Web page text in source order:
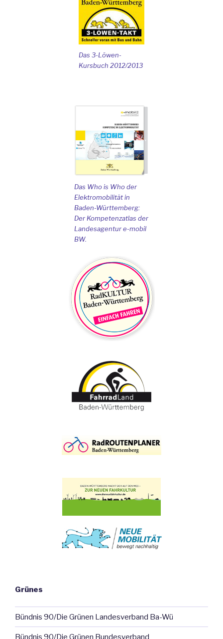
Das 3-Löwen-
Kursbuch 2012/2013
Das Who is Who der
Elektromobilität in
Baden-Württemberg:
Der Kompetenzatlas der
Landesagentur e-mobil
BW.
Grünes
Bündnis 90/Die Grünen Landesverband Ba-Wü
Bündnis 90/Die Grünen Bundesverband